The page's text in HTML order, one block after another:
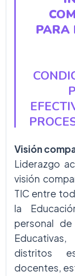
PARA
Visión
Liderazgo
visión
TIC entre
la
personal
distritos
docentes,